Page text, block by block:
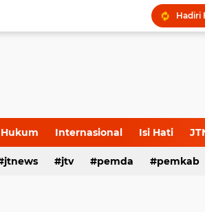
Hukum Internasional Isi Hati
Sport TNI POLRI TNI-Polri
jtnews jtv pemda pemkab